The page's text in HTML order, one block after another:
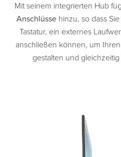
Mit seinem integrierten Hub
Anschlüssehinzu, so dass
Tastatur, ein externes
anschließen können, um
gestalten und